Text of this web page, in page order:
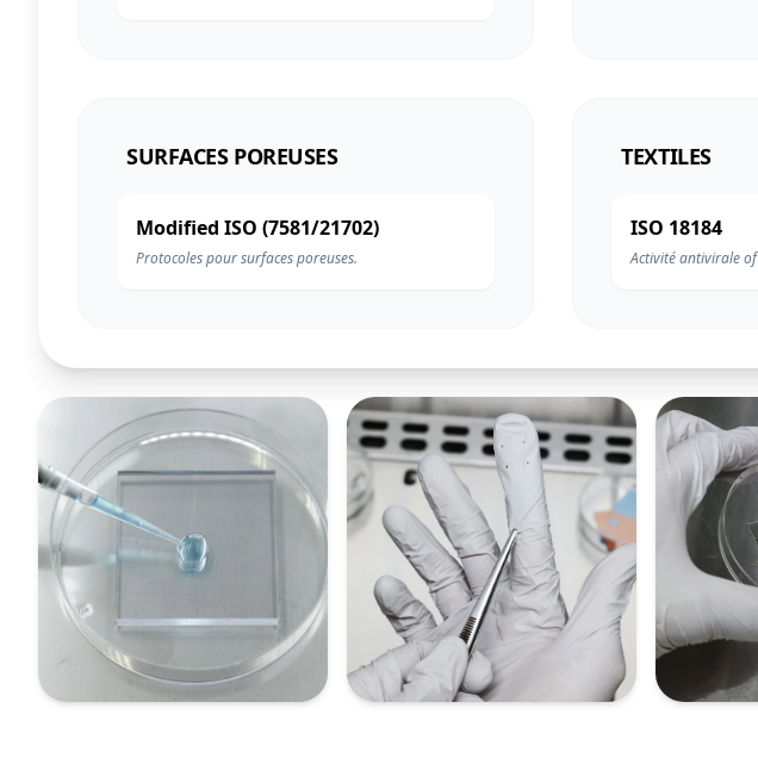
SURFACES POREUSES
Modified ISO (7581/21702)
Protocoles pour surfaces poreuses.
TEXTILES
ISO 18184
Activité antivirale